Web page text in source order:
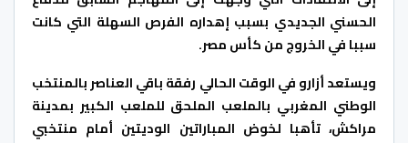
الحسني الجديدي بسبب إهداره الفرص السهلة التي كانت
سببا في الخروج من كأس مصر.
ويستعد أزارو في الوقت الحالي رفقة باقي العناصر بالمنتخب
الوطني المغربي بالملعب الملحق للملعب الكبير بمدينة
مراكش، تأهبا لخوض المباراتين الوديتين أمام منتخبي